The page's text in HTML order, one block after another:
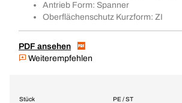
Antrieb Form: Spanner
Oberflächenschutz Kurzform: ZI
PDF ansehen
Weiterempfehlen
PE / ST
Stück